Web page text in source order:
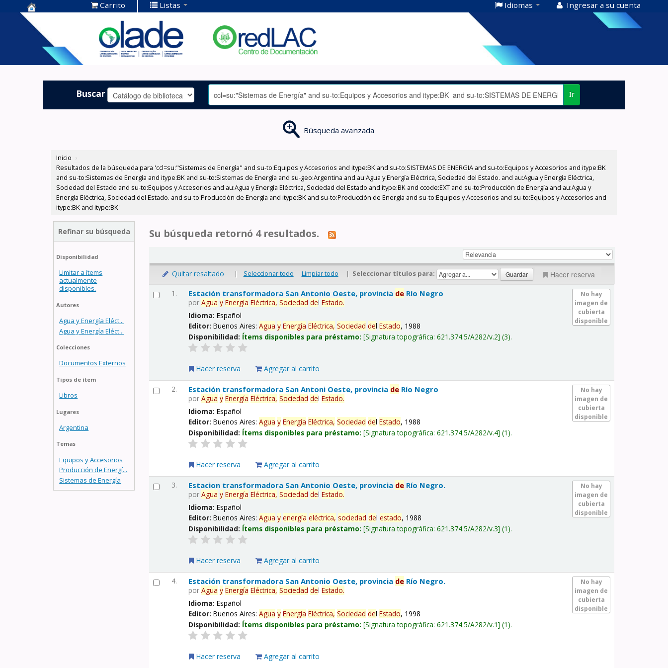
Centro de
Documentación
OLADE -
Carrito Listas Idiomas Ingresar a su cuenta
Buscar Ir
Búsqueda avanzada
Inicio ›
Resultados de la búsqueda para 'ccl=su:"Sistemas de Energía" and su-to:Equipos y Accesorios and itype:BK and su-to:SISTEMAS DE ENERGIA and su-to:Equipos y Accesorios and itype:BK
and su-to:Sistemas de Energía and itype:BK and su-to:Sistemas de Energía and su-geo:Argentina and au:Agua y Energía Eléctrica, Sociedad del Estado. and au:Agua y Energía Eléctrica,
Sociedad del Estado and su-to:Equipos y Accesorios and au:Agua y Energía Eléctrica, Sociedad del Estado and itype:BK and ccode:EXT and su-to:Producción de Energía and au:Agua y
Energía Eléctrica, Sociedad del Estado. and su-to:Producción de Energía and itype:BK and su-to:Producción de Energía and su-to:Equipos y Accesorios and su-to:Equipos y Accesorios and
itype:BK and itype:BK'
Refinar su búsqueda
Disponibilidad
Limitar a ítems
actualmente
disponibles.
Autores
Agua y Energía Eléct...
Agua y Energía Eléct...
Colecciones
Documentos Externos
Tipos de ítem
Libros
Lugares
Argentina
Temas
Equipos y Accesorios
Producción de Energí...
Sistemas de Energía
Su búsqueda retornó 4 resultados.
Quitar resaltado | Seleccionar todo Limpiar todo | Seleccionar títulos para: Hacer reserva
1.
No hay
imagen de
cubierta
disponible
Estación transformadora San Antonio Oeste, provincia de Río Negro
porAgua y Energía Eléctrica, Sociedad delEstado.
Idioma:Español
Editor:Buenos Aires:Agua y Energía Eléctrica, Sociedad delEstado, 1988
Disponibilidad: Ítems disponibles para préstamo: Signatura topográfica:621.374.5/A282/v.2 (3).
Hacer reserva Agregar al carrito
2.
No hay
imagen de
cubierta
disponible
Estación transformadora San Antoni Oeste, provincia de Río Negro
porAgua y Energía Eléctrica, Sociedad delEstado.
Idioma:Español
Editor:Buenos Aires:Agua y Energía Eléctrica, Sociedad delEstado, 1988
Disponibilidad: Ítems disponibles para préstamo: Signatura topográfica:621.374.5/A282/v.4 (1).
Hacer reserva Agregar al carrito
3.
No hay
imagen de
cubierta
disponible
Estacion transformadora San Antonio Oeste, provincia de Río Negro.
porAgua y Energía Eléctrica, Sociedad delEstado.
Idioma:Español
Editor:Buenos Aires:Agua y energía eléctrica, sociedad delestado, 1988
Disponibilidad: Ítems disponibles para préstamo: Signatura topográfica:621.374.5/A282/v.3 (1).
Hacer reserva Agregar al carrito
4.
No hay
imagen de
cubierta
disponible
Estación transformadora San Antonio Oeste, provincia de Río Negro.
porAgua y Energía Eléctrica, Sociedad delEstado.
Idioma:Español
Editor:Buenos Aires:Agua y Energía Eléctrica, Sociedad delEstado, 1998
Disponibilidad: Ítems disponibles para préstamo: Signatura topográfica:621.374.5/A282/v.1 (1).
Hacer reserva Agregar al carrito